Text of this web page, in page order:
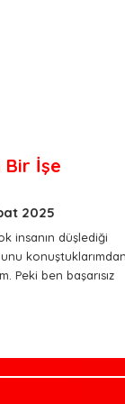
İşe
2025
insanın düşlediği
Peki ben başarısız